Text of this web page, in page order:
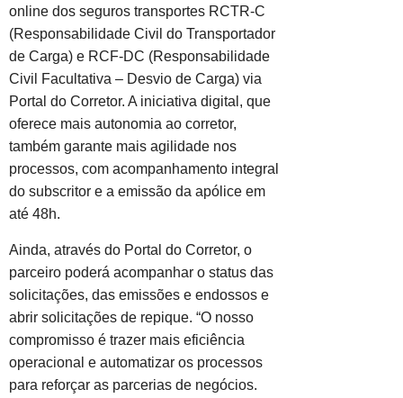
online dos seguros transportes RCTR-C
(Responsabilidade Civil do Transportador
de Carga) e RCF-DC (Responsabilidade
Civil Facultativa – Desvio de Carga) via
Portal do Corretor. A iniciativa digital, que
oferece mais autonomia ao corretor,
também garante mais agilidade nos
processos, com acompanhamento integral
do subscritor e a emissão da apólice em
até 48h.
Ainda, através do Portal do Corretor, o
parceiro poderá acompanhar o status das
solicitações, das emissões e endossos e
abrir solicitações de repique. “O nosso
compromisso é trazer mais eficiência
operacional e automatizar os processos
para reforçar as parcerias de negócios.